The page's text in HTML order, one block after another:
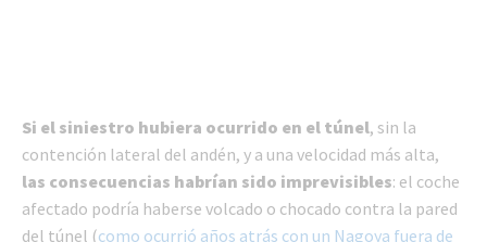
Si el siniestro hubiera ocurrido en el túnel, sin la
contención lateral del andén, y a una velocidad más alta,
las consecuencias habrían sido imprevisibles: el coche
afectado podría haberse volcado o chocado contra la pared
del túnel (como ocurrió años atrás con un Nagoya fuera de